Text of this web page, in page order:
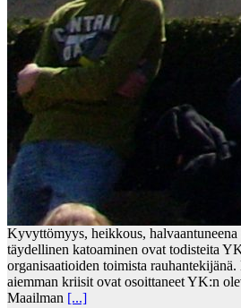
Kyvyttömyys, heikkous, halvaantuneena
täydellinen katoaminen ovat todisteita
organisaatioiden toimista
aiemman kriisit ovat osoittaneet YK:n
Maailman [...]